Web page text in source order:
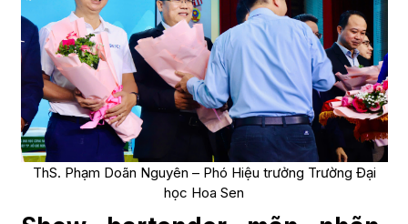
ThS. Phạm Doãn Nguyên – Phó Hiệu trưởng Trường Đại
học Hoa Sen